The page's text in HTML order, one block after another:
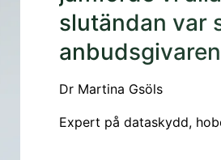
slutändan var
Dr Martina Gsöls
Expert på dataskydd,